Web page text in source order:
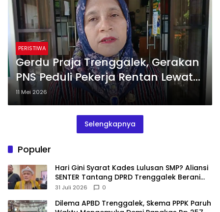
PERISTIWA
Gerdu Praja Trenggalek, Gerakan
PNS Peduli Pekerja Rentan Lewat
BPJS Ketenagakerjaan
11 Mei 2026
Selengkapnya
Populer
Hari Gini Syarat Kades Lulusan SMP? Aliansi
SENTER Tantang DPRD Trenggalek Berani
Gunakan Open Legal Policy!
31 Juli 2026 0
Dilema APBD Trenggalek, Skema PPPK Paruh